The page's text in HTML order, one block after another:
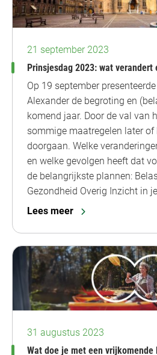
21 september 2023
Prinsjesdag 2023: wat verandert
Op 19 september
Alexander de begroting en
komend jaar. Door de val van
sommige maatregelen later
doorgaan. Welke
en welke gevolgen heeft dat
de belangrijkste plannen:
Gezondheid Overig Inzicht in
Lees meer
31 augustus 2023
Wat doe je met een